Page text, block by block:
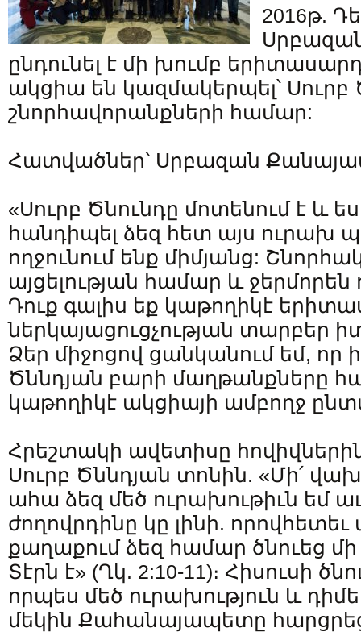
2016թ.
ընդունել է մի խումբ
ակցիա են կազմակերպել՝ Սուրբ
շնորհավորանքների համար:
Հատվածներ՝ Սրբազան
«Սուրբ Ծնունդը մոտենում է և
հանդիպել ձեզ հետ այս ուրախ
ողջունում ենք միմյանց:
այցելության համար և ջերմորեն
Դուք գալիս եք կաթողիկէ
ներկայացուցչության տարբեր
Ձեր միջոցով ցանկանում եմ, որ
Ծննդյան բարի մաղթանքները
կաթողիկէ ակցիայի ամբողջ
Հրեշտակի ավետիսը հովիվներին
Սուրբ Ծննդյան տոնին. «Մի՛
ահա ձեզ մեծ ուրախութիւն եմ
ժողովրդինը կը լինի. որովհետեւ
քաղաքում ձեզ համար ծնուեց մի
Տէրն է» (Ղկ. 2:10-11)։ Հիսուսի
որպես մեծ ուրախություն և
մեկին Քահանայապետը